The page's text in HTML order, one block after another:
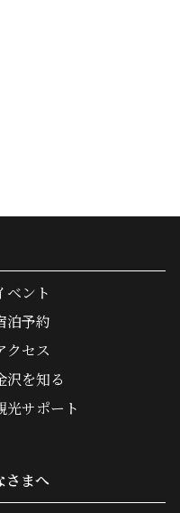
ベント
泊予約
クセス
沢を知る
光サポート
さまへ